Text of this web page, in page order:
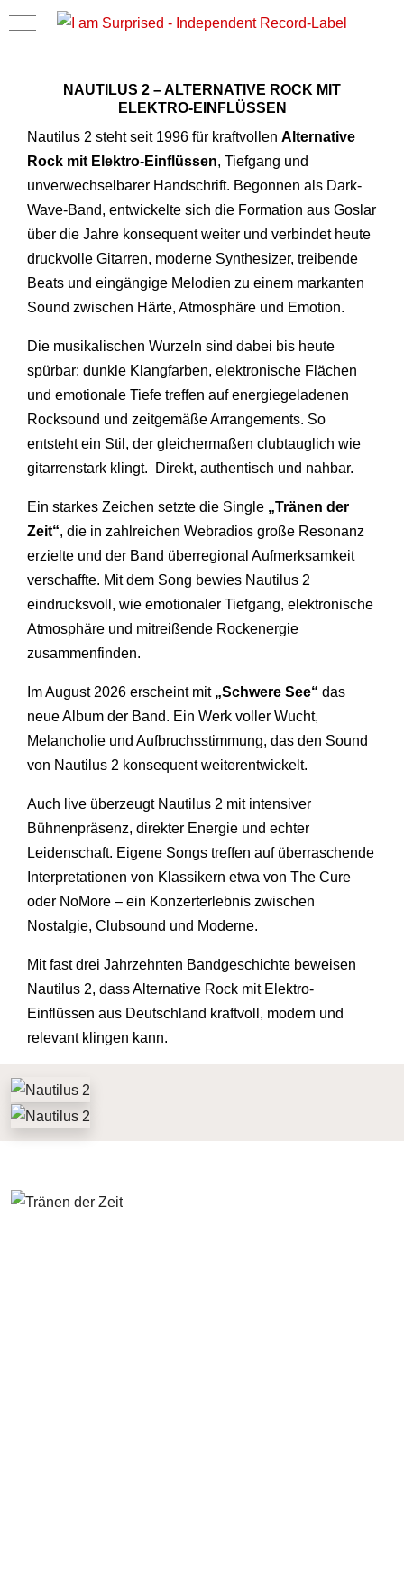
Mobile Menu Toggle
NAUTILUS 2 – ALTERNATIVE ROCK MIT
ELEKTRO-EINFLÜSSEN
Nautilus 2 steht seit 1996 für kraftvollen Alternative
Rock mit Elektro-Einflüssen, Tiefgang und
unverwechselbarer Handschrift. Begonnen als Dark-
Wave-Band, entwickelte sich die Formation aus Goslar
über die Jahre konsequent weiter und verbindet heute
druckvolle Gitarren, moderne Synthesizer, treibende
Beats und eingängige Melodien zu einem markanten
Sound zwischen Härte, Atmosphäre und Emotion.
Die musikalischen Wurzeln sind dabei bis heute
spürbar: dunkle Klangfarben, elektronische Flächen
und emotionale Tiefe treffen auf energiegeladenen
Rocksound und zeitgemäße Arrangements. So
entsteht ein Stil, der gleichermaßen clubtauglich wie
gitarrenstark klingt. Direkt, authentisch und nahbar.
Ein starkes Zeichen setzte die Single „Tränen der
Zeit“, die in zahlreichen Webradios große Resonanz
erzielte und der Band überregional Aufmerksamkeit
verschaffte. Mit dem Song bewies Nautilus 2
eindrucksvoll, wie emotionaler Tiefgang, elektronische
Atmosphäre und mitreißende Rockenergie
zusammenfinden.
Im August 2026 erscheint mit „Schwere See“ das
neue Album der Band. Ein Werk voller Wucht,
Melancholie und Aufbruchsstimmung, das den Sound
von Nautilus 2 konsequent weiterentwickelt.
Auch live überzeugt Nautilus 2 mit intensiver
Bühnenpräsenz, direkter Energie und echter
Leidenschaft. Eigene Songs treffen auf überraschende
Interpretationen von Klassikern etwa von The Cure
oder NoMore – ein Konzerterlebnis zwischen
Nostalgie, Clubsound und Moderne.
Mit fast drei Jahrzehnten Bandgeschichte beweisen
Nautilus 2, dass Alternative Rock mit Elektro-
Einflüssen aus Deutschland kraftvoll, modern und
relevant klingen kann.